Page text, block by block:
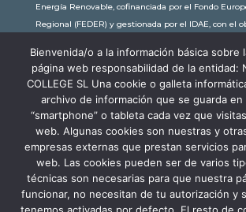
Energía Renovable, cofinanciada por el Fondo
Regional (FEDER) y gestionada por el IDAE, con el
subvención de 30.245,63€. Con una potencia
comunidad educativa de New Castelar ahorra al
toneladas de CO2 al año, lo que equivale a recorrer
o plantar 116 árboles al año.
Bienvenida/o a la información básica sobre
página web responsabilidad de la entidad:
COLLEGE SL Una cookie o galleta
archivo de información que se guarda
“smartphone” o tableta cada vez que
web. Algunas cookies son nuestras y
empresas externas que prestan servicios
web. Las cookies pueden ser de varios
técnicas son necesarias para que nuestra
funcionar, no necesitan de tu autorización y